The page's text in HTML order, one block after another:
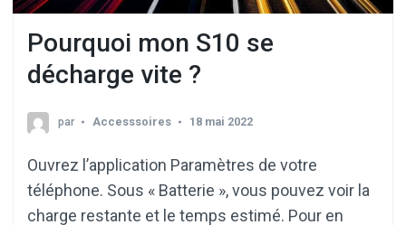
Pourquoi mon S10 se
décharge vite ?
par Accesssoires 18 mai 2022
Ouvrez l’application Paramètres de votre
téléphone. Sous « Batterie », vous pouvez voir la
charge restante et le temps estimé. Pour en